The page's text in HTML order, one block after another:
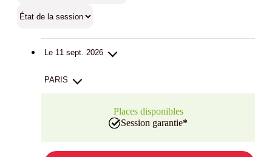
Le 11 sept. 2026
PARIS
Places disponibles
Session garantie*